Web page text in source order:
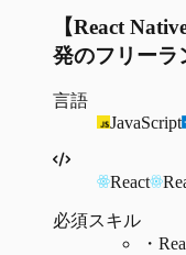
【React
発のフリーラ
言語
JavaScript
React
必須スキル
・